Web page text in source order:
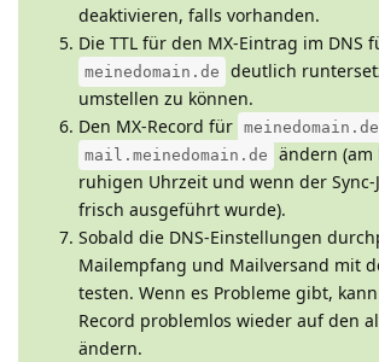
deaktivieren, falls vorhanden.
Die TTL für den MX-Eintrag im DNS
meinedomain.de
deutlich
umstellen zu können.
Den MX-Record für meinedomain.de
mail.meinedomain.de
ändern (am
ruhigen Uhrzeit und wenn der Sync-
frisch ausgeführt wurde).
Sobald die DNS-Einstellungen
Mailempfang und Mailversand mit
testen. Wenn es Probleme gibt,
Record problemlos wieder auf den
ändern.